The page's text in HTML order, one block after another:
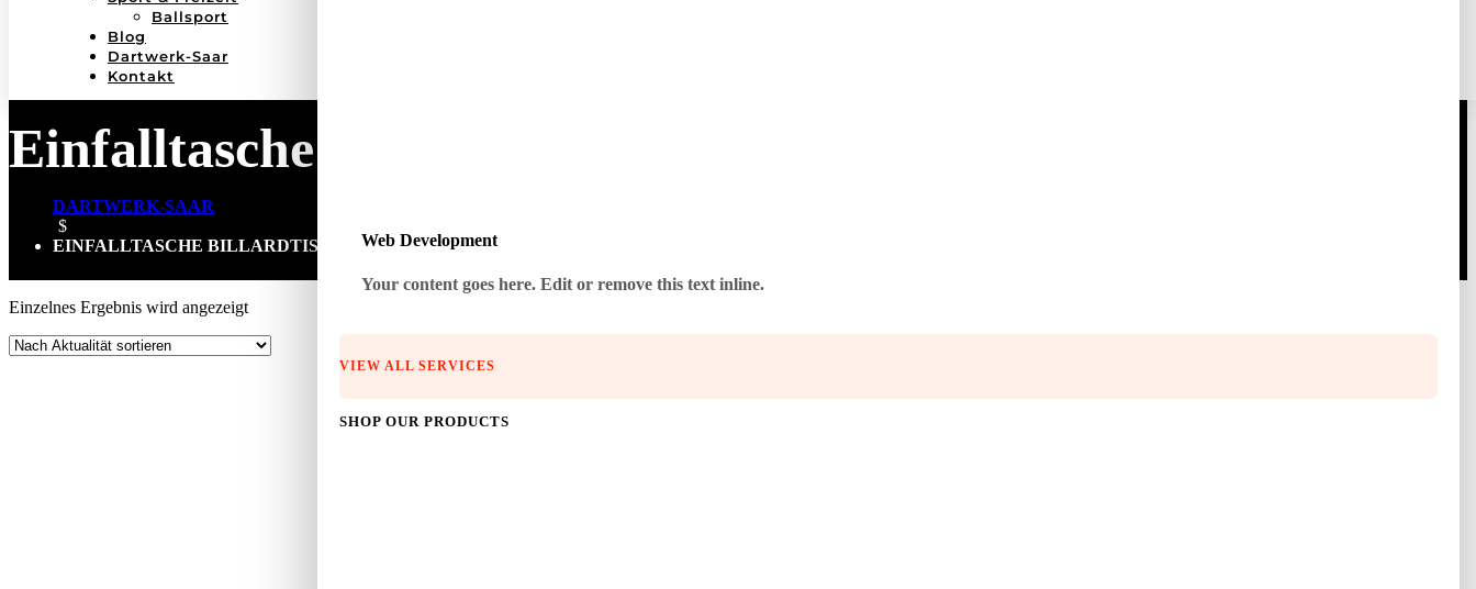
Ballsport
Blog
Dartwerk-Saar
Kontakt
Web Development
Your content goes here. Edit or remove this text inline.
VIEW ALL SERVICES
SHOP OUR PRODUCTS
Einfalltasche Billardtisch
DARTWERK-SAAR
$
EINFALLTASCHE BILLARDTISCH
Einzelnes Ergebnis wird angezeigt